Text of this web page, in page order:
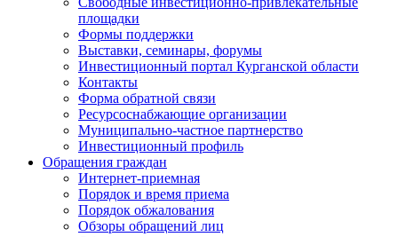
площадки
Формы поддержки
Выставки, семинары, форумы
Инвестиционный портал Курганской области
Контакты
Форма обратной связи
Ресурсоснабжающие организации
Муниципально-частное партнерство
Инвестиционный профиль
Обращения граждан
Интернет-приемная
Порядок и время приема
Порядок обжалования
Обзоры обращений лиц